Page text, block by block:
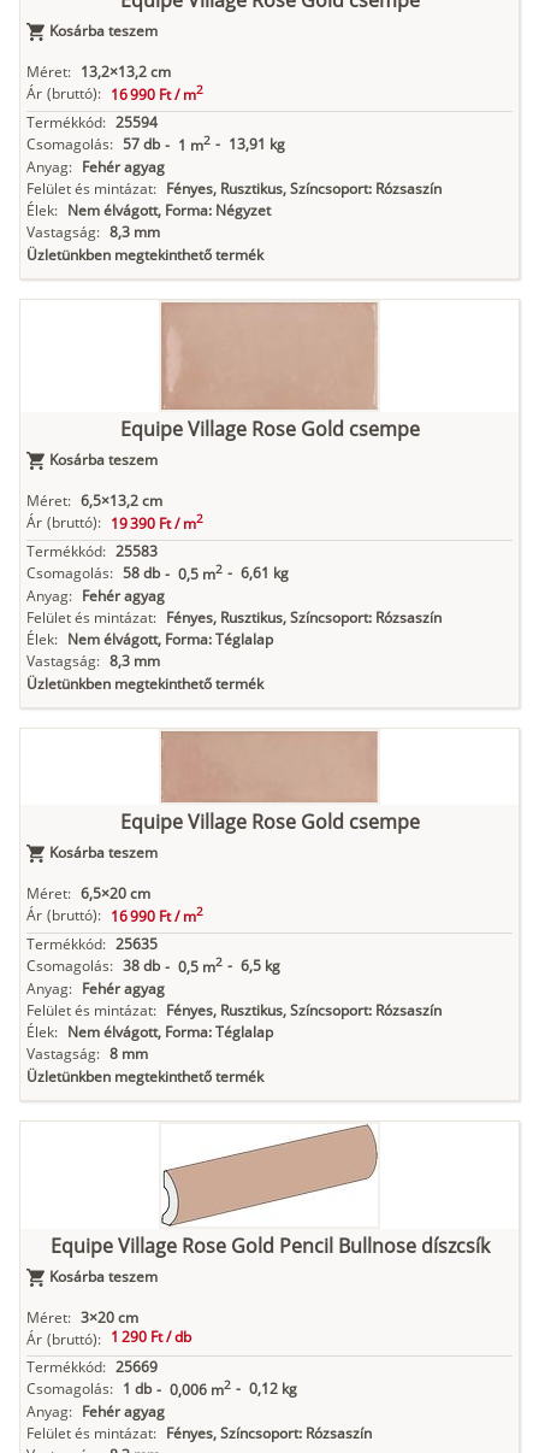
Kosárba teszem
Méret: 13,2×13,2 cm
Ár (bruttó): 16 990 Ft /m2
Termékkód: 25594
Csomagolás: 57 db - 1 m2 - 13,91 kg
Anyag: Fehér agyag
Felület és mintázat: Fényes, Rusztikus, Színcsoport: Rózsaszín
Élek: Nem élvágott, Forma: Négyzet
Vastagság: 8,3 mm
Üzletünkben megtekinthető termék
Equipe Village Rose Gold csempe
Kosárba teszem
Méret: 6,5×13,2 cm
Ár (bruttó): 19 390 Ft /m2
Termékkód: 25583
Csomagolás: 58 db - 0,5 m2 - 6,61 kg
Anyag: Fehér agyag
Felület és mintázat: Fényes, Rusztikus, Színcsoport: Rózsaszín
Élek: Nem élvágott, Forma: Téglalap
Vastagság: 8,3 mm
Üzletünkben megtekinthető termék
Equipe Village Rose Gold csempe
Kosárba teszem
Méret: 6,5×20 cm
Ár (bruttó): 16 990 Ft /m2
Termékkód: 25635
Csomagolás: 38 db - 0,5 m2 - 6,5 kg
Anyag: Fehér agyag
Felület és mintázat: Fényes, Rusztikus, Színcsoport: Rózsaszín
Élek: Nem élvágott, Forma: Téglalap
Vastagság: 8 mm
Üzletünkben megtekinthető termék
Equipe Village Rose Gold Pencil Bullnose díszcsík
Kosárba teszem
Méret: 3×20 cm
Ár (bruttó): 1 290 Ft /db
Termékkód: 25669
Csomagolás: 1 db - 0,006 m2 - 0,12 kg
Anyag: Fehér agyag
Felület és mintázat: Fényes, Színcsoport: Rózsaszín